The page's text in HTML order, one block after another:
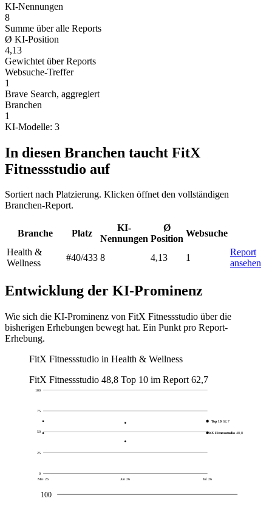
KI-Nennungen
8
Summe über alle Reports
Ø KI-Position
4,13
Gewichtet über Reports
Websuche-Treffer
1
Brave Search, aggregiert
Branchen
1
KI-Modelle: 3
In diesen Branchen taucht FitX
Fitnessstudio auf
Sortiert nach Platzierung. Klicken öffnet den vollständigen
Branchen-Report.
Branche Platz
KI-
Nennungen
Ø
Position
Websuche
Health &
Wellness
#40/433 8 4,13 1
Report
ansehen
Entwicklung der KI-Prominenz
Wie sich die KI-Prominenz von FitX Fitnessstudio über die
bisherigen Erhebungen bewegt hat. Ein Punkt pro Report-
Erhebung.
FitX Fitnessstudio in Health & Wellness
FitX Fitnessstudio 48,8 Top 10 im Report 62,7
0
25
50
75
100
Mai 26 Jun 26 Jul 26
FitX Fitnessstudio 48,8
Top 10 62,7
100